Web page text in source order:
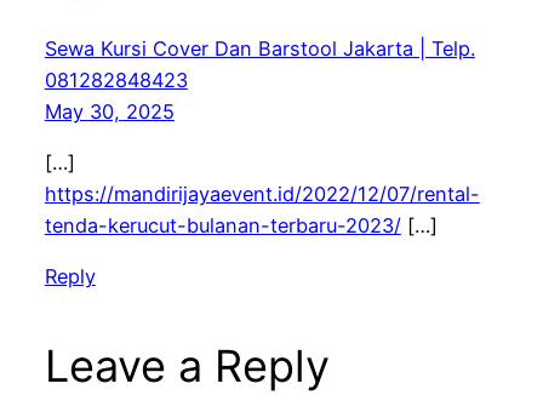
Sewa Kursi Cover Dan Barstool Jakarta | Telp.
081282848423
May 30, 2025
[…]
https://mandirijayaevent.id/2022/12/07/rental-
tenda-kerucut-bulanan-terbaru-2023/[…]
Reply
Leave a Reply